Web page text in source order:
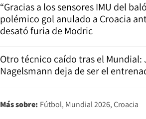
“Gracias a los sensores IMU del
polémico gol anulado a Croacia
desató furia de Modric
Otro técnico caído tras el Mundial:
Nagelsmann deja de ser el
Más sobre: Fútbol Mundial 2026 Croacia